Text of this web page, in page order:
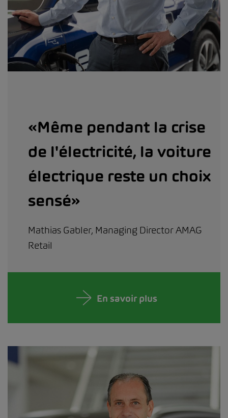
«Même pendant la crise
de l'électricité, la voiture
électrique reste un choix
sensé»
Mathias Gabler, Managing Director AMAG
Retail
En savoir plus